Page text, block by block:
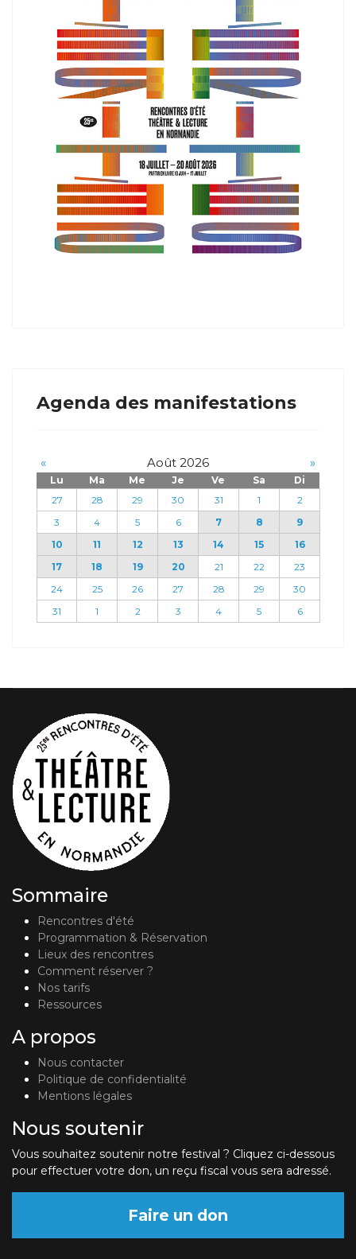
Agenda des manifestations
« Août 2026 »
Lu Ma Me Je Ve Sa
Di
27
28 29 30 31 1
2
3
4 5 6 7 8
9
10
11 12 13 14 15
16
17
18 19 20 21 22
23
24
25 26 27 28 29
30
31
1 2 3 4 5 6
Sommaire
Rencontres d'été
Programmation & Réservation
Lieux des rencontres
Comment réserver ?
Nos tarifs
Ressources
A propos
Nous contacter
Politique de confidentialité
Mentions légales
Nous soutenir
Vous souhaitez soutenir notre festival ? Cliquez ci-dessous
pour effectuer votre don, un reçu fiscal vous sera adressé.
Faire un don